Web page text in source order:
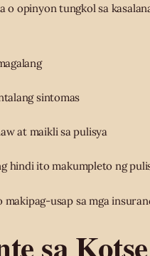
o opinyon tungkol sa
sintomas
at maikli sa pulisya
hindi ito makumpleto ng
makipag-usap sa mga